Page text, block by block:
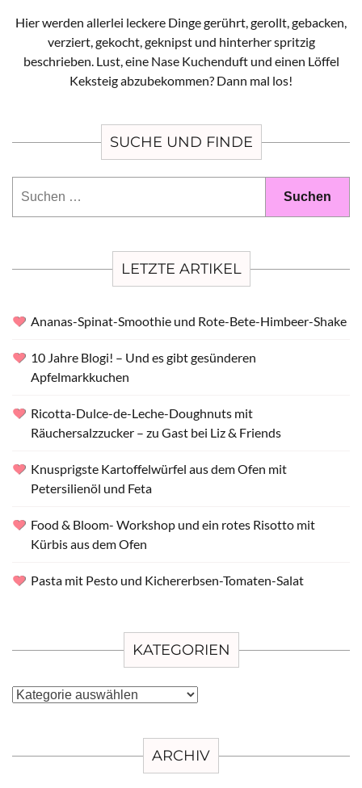
Hier werden allerlei leckere Dinge gerührt, gerollt, gebacken,
verziert, gekocht, geknipst und hinterher spritzig
beschrieben. Lust, eine Nase Kuchenduft und einen Löffel
Keksteig abzubekommen? Dann mal los!
SUCHE UND FINDE
LETZTE ARTIKEL
Ananas-Spinat-Smoothie und Rote-Bete-Himbeer-Shake
10 Jahre Blogi! – Und es gibt gesünderen
Apfelmarkkuchen
Ricotta-Dulce-de-Leche-Doughnuts mit
Räuchersalzzucker – zu Gast bei Liz & Friends
Knusprigste Kartoffelwürfel aus dem Ofen mit
Petersilienöl und Feta
Food & Bloom- Workshop und ein rotes Risotto mit
Kürbis aus dem Ofen
Pasta mit Pesto und Kichererbsen-Tomaten-Salat
KATEGORIEN
Kategorien
ARCHIV